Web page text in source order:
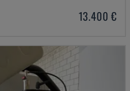
13.400 €